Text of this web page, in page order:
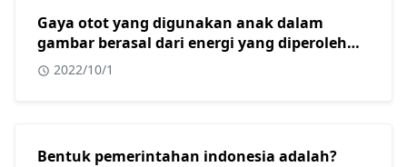
Gaya otot yang digunakan anak dalam
gambar berasal dari energi yang diperoleh
dari?
2022/10/1
Bentuk pemerintahan indonesia adalah?